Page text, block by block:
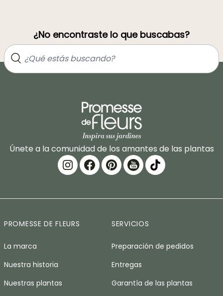
¿No encontraste lo que buscabas?
Únete a la comunidad de los amantes de las plantas
PROMESSE DE FLEURS
La marca
Nuestra historia
Nuestras plantas
SERVICIOS
Preparación de pedidos
Entregas
Garantía de las plantas